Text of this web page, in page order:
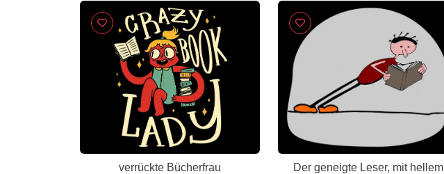
verrückte Bücherfrau
Der geneigte Leser, mit hellem